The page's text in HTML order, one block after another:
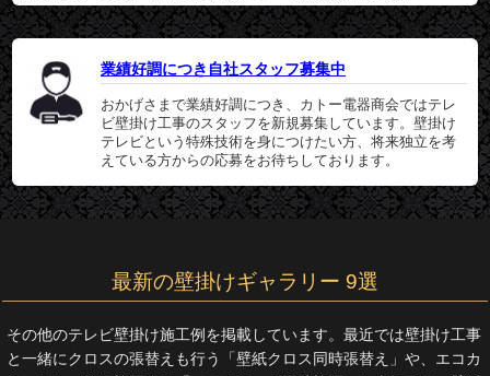
業績好調につき自社スタッフ募集中
おかげさまで業績好調につき、カトー電器商会ではテレ
ビ壁掛け工事のスタッフを新規募集しています。壁掛け
テレビという特殊技術を身につけたい方、将来独立を考
えている方からの応募をお待ちしております。
最新の壁掛けギャラリー 9選
その他のテレビ壁掛け施工例を掲載しています。最近では壁掛け工事
と一緒にクロスの張替えも行う「壁紙クロス同時張替え」や、エコカ